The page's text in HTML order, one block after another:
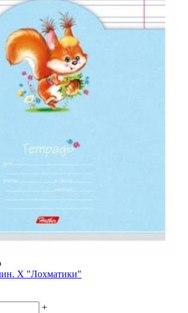
Х "Лохматики"
+